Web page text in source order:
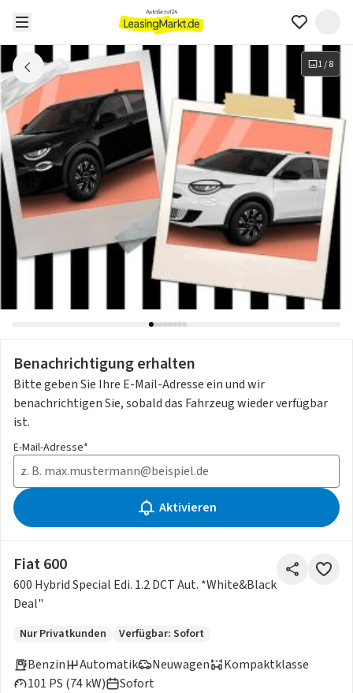
1/8
Benachrichtigung erhalten
Bitte geben Sie Ihre E-Mail-Adresse ein und wir
benachrichtigen Sie, sobald das Fahrzeug wieder verfügbar
ist.
E-Mail-Adresse*
Aktivieren
Fiat 600
600 Hybrid Special Edi. 1.2 DCT Aut. *White&Black
Deal"
Nur Privatkunden Verfügbar: Sofort
Benzin
Neuwagen
101 PS (74 kW)
Automatik
Kompaktklasse
Sofort